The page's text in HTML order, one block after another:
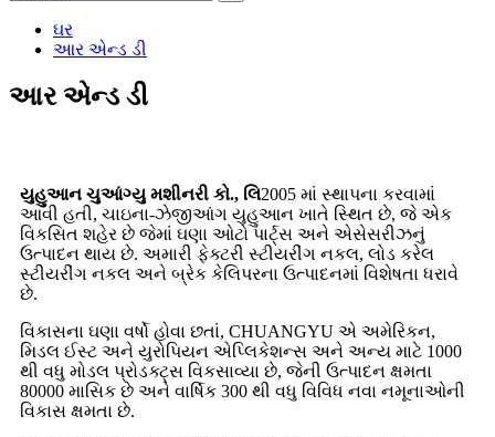
ઘર
આર એન્ડ ડી
આર એન્ડ ડી
યુહુઆન ચુઆંગ્યુ મશીનરી કો., લિ2005 માં સ્થાપના કરવામાં
આવી હતી, ચાઇના-ઝેજીઆંગ યુહુઆન ખાતે સ્થિત છે, જે એક
વિકસિત શહેર છે જેમાં ઘણા ઓટો પાર્ટ્સ અને એસેસરીઝનું
ઉત્પાદન થાય છે. અમારી ફેક્ટરી સ્ટીયરીંગ નકલ, લોડ કરેલ
સ્ટીયરીંગ નકલ અને બ્રેક કેલિપરના ઉત્પાદનમાં વિશેષતા ધરાવે
છે.
વિકાસના ઘણા વર્ષો હોવા છતાં, CHUANGYU એ અમેરિકન,
મિડલ ઈસ્ટ અને યુરોપિયન એપ્લિકેશન્સ અને અન્ય માટે 1000
થી વધુ મોડલ પ્રોડક્ટ્સ વિકસાવ્યા છે, જેની ઉત્પાદન ક્ષમતા
80000 માસિક છે અને વાર્ષિક 300 થી વધુ વિવિધ નવા નમૂનાઓની
વિકાસ ક્ષમતા છે.